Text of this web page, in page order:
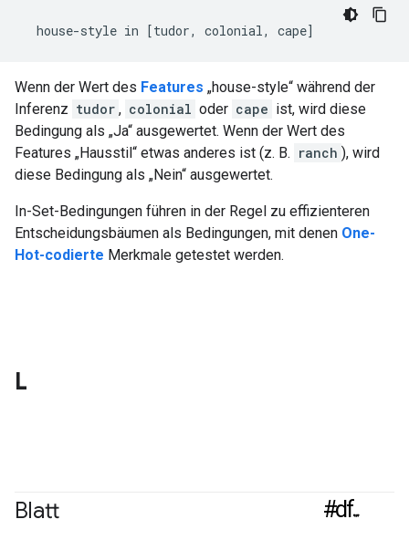
Wenn der Wert des Features „house-style“ während der
Inferenz tudor , colonial oder cape ist, wird diese
Bedingung als „Ja“ ausgewertet. Wenn der Wert des
Features „Hausstil“ etwas anderes ist (z. B. ranch ), wird
diese Bedingung als „Nein“ ausgewertet.
In-Set-Bedingungen führen in der Regel zu effizienteren
Entscheidungsbäumen als Bedingungen, mit denen One-
Hot-codierte Merkmale getestet werden.
L
Blatt #df